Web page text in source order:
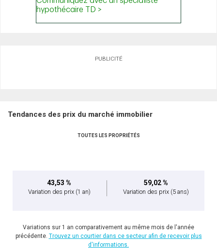
PUBLICITÉ
Tendances des prix du marché immobilier
TOUTES LES PROPRIÉTÉS
43,53 %
Variation des prix (1 an)
59,02 %
Variation des prix (5 ans)
Variations sur 1 an comparativement au même mois de l'année
précédente. Trouvez un courtier dans ce secteur afin de recevoir plus
d'informations.